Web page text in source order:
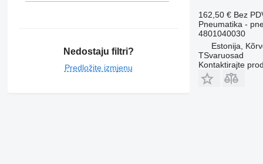
Nedostaju filtri?
Predložite izmjenu
162,50 € Bez
Pneumatika -
4801040030
Estonija,
TSvaruosad
Kontaktirajte